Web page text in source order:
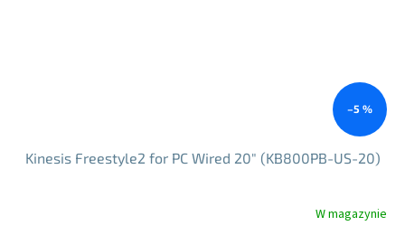
–5 %
Kinesis Freestyle2 for PC Wired 20" (KB800PB-US-20)
W magazynie